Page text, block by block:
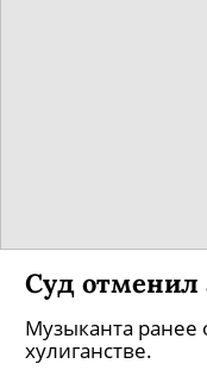
Суд отменил
Музыканта
хулиганстве.